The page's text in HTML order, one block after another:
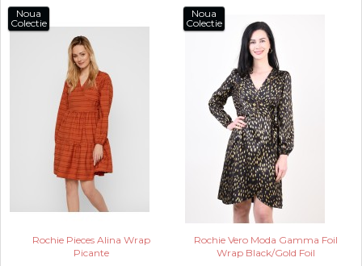
Noua
Colectie
Rochie Pieces Alina Wrap
Picante
Noua
Colectie
Rochie Vero Moda Gamma Foil
Wrap Black/Gold Foil